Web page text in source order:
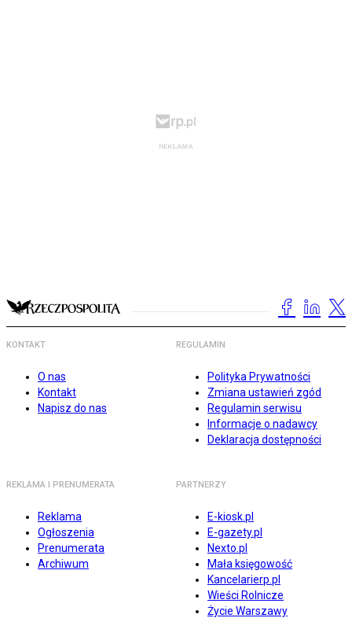
KONTAKT
O nas
Kontakt
Napisz do nas
REGULAMIN
Polityka Prywatności
Zmiana ustawień zgód
Regulamin serwisu
Informacje o nadawcy
Deklaracja dostępności
REKLAMA I PRENUMERATA
Reklama
Ogłoszenia
Prenumerata
Archiwum
PARTNERZY
E-kiosk.pl
E-gazety.pl
Nexto.pl
Mała księgowość
Kancelarierp.pl
Wieści Rolnicze
Życie Warszawy